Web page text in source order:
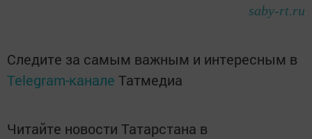
saby-rt.ru
Следите за самым важным и интересным в
Telegram-канале Татмедиа
Читайте новости Татарстана в